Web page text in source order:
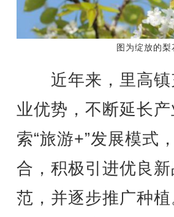
图为绽放的
近年来，里高镇
业优势，不断延长
索“旅游+”发展模式
合，积极引进优良
范，并逐步推广种